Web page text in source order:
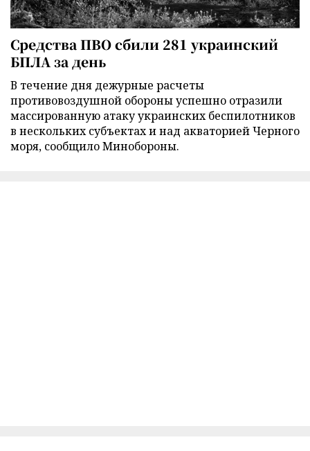
Средства ПВО сбили 281 украинский
БПЛА за день
В течение дня дежурные расчеты
противовоздушной обороны успешно отразили
массированную атаку украинских беспилотников
в нескольких субъектах и над акваторией Черного
моря, сообщило Минобороны.